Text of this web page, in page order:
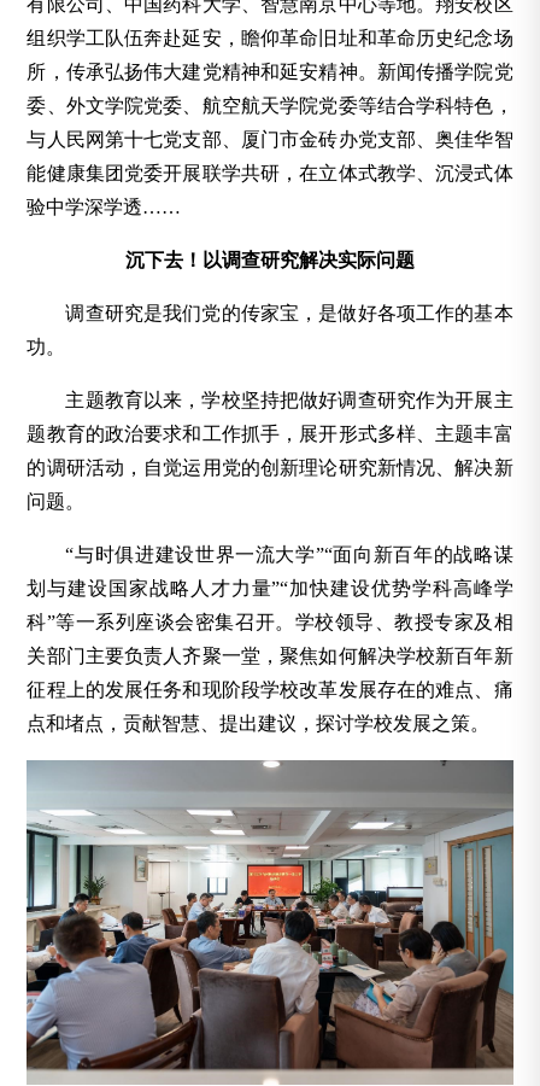
组织学工队伍奔赴延安，瞻仰革命旧址和革命历史纪念场
所，传承弘扬伟大建党精神和延安精神。新闻传播学院党
委、外文学院党委、航空航天学院党委等结合学科特色，
与人民网第十七党支部、厦门市金砖办党支部、奥佳华智
能健康集团党委开展联学共研，在立体式教学、沉浸式体
验中学深学透……
沉下去！以调查研究解决实际问题
调查研究是我们党的传家宝，是做好各项工作的基本
功。
主题教育以来，学校坚持把做好调查研究作为开展主
题教育的政治要求和工作抓手，展开形式多样、主题丰富
的调研活动，自觉运用党的创新理论研究新情况、解决新
问题。
“与时俱进建设世界一流大学”“面向新百年的战略谋
划与建设国家战略人才力量”“加快建设优势学科高峰学
科”等一系列座谈会密集召开。学校领导、教授专家及相
关部门主要负责人齐聚一堂，聚焦如何解决学校新百年新
征程上的发展任务和现阶段学校改革发展存在的难点、痛
点和堵点，贡献智慧、提出建议，探讨学校发展之策。